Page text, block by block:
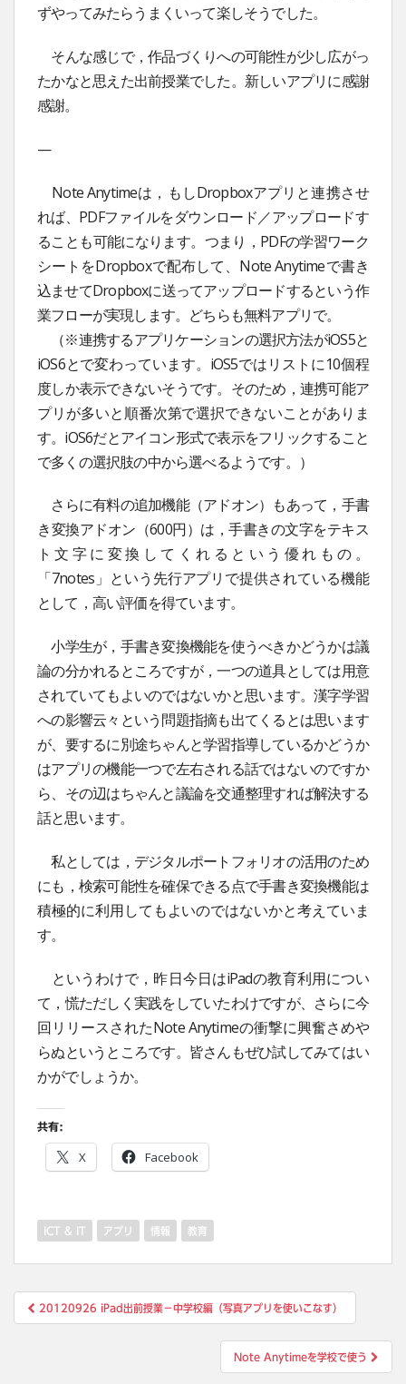
ずやってみたらうまくいって楽しそうでした。
そんな感じで，作品づくりへの可能性が少し広がっ
たかなと思えた出前授業でした。新しいアプリに感謝
感謝。
—
Note Anytimeは，もしDropboxアプリと連携させ
れば、PDFファイルをダウンロード／アップロードす
ることも可能になります。つまり，PDFの学習ワーク
シートをDropboxで配布して、Note Anytimeで書き
込ませてDropboxに送ってアップロードするという作
業フローが実現します。どちらも無料アプリで。
（※連携するアプリケーションの選択方法がiOS5と
iOS6とで変わっています。iOS5ではリストに10個程
度しか表示できないそうです。そのため，連携可能ア
プリが多いと順番次第で選択できないことがありま
す。iOS6だとアイコン形式で表示をフリックすること
で多くの選択肢の中から選べるようです。）
さらに有料の追加機能（アドオン）もあって，手書
き変換アドオン（600円）は，手書きの文字をテキス
ト文字に変換してくれるという優れもの。
「7notes」という先行アプリで提供されている機能
として，高い評価を得ています。
小学生が，手書き変換機能を使うべきかどうかは議
論の分かれるところですが，一つの道具としては用意
されていてもよいのではないかと思います。漢字学習
への影響云々という問題指摘も出てくるとは思います
が、要するに別途ちゃんと学習指導しているかどうか
はアプリの機能一つで左右される話ではないのですか
ら、その辺はちゃんと議論を交通整理すれば解決する
話と思います。
私としては，デジタルポートフォリオの活用のため
にも，検索可能性を確保できる点で手書き変換機能は
積極的に利用してもよいのではないかと考えていま
す。
というわけで，昨日今日はiPadの教育利用につい
て，慌ただしく実践をしていたわけですが、さらに今
回リリースされたNote Anytimeの衝撃に興奮さめや
らぬというところです。皆さんもぜひ試してみてはい
かがでしょうか。
共有:
X Facebook
ICT & IT アプリ 情報 教育
投
稿
20120926 iPad出前授業−中学校編（写真アプリを使いこなす）
Note Anytimeを学校で使う